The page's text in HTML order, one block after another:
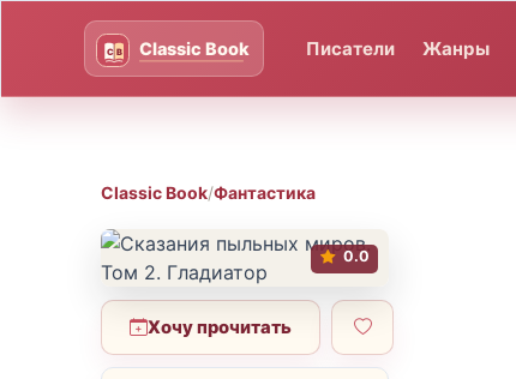
Писатели Жанры
Classic Book/Фантастика
0.0
Хочу прочитать